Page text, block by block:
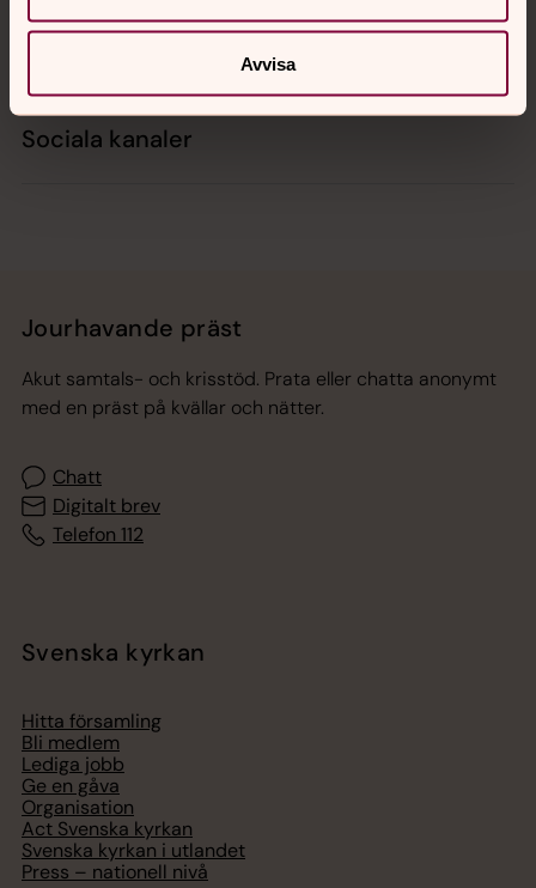
Avvisa
Sociala kanaler
Jourhavande präst
Akut samtals- och krisstöd. Prata eller chatta anonymt
med en präst på kvällar och nätter.
Chatt
Digitalt brev
Telefon 112
Svenska kyrkan
Hitta församling
Bli medlem
Lediga jobb
Ge en gåva
Organisation
Act Svenska kyrkan
Svenska kyrkan i utlandet
Press – nationell nivå